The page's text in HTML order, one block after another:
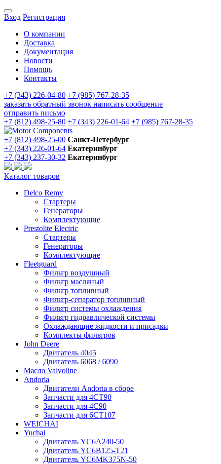
Вход Регистрация
О компании
Доставка
Документация
Новости
Помощь
Контакты
+7 (343) 226-04-80 +7 (985) 767-28-35
заказать обратный звонок написать сообщение
отправить письмо
+7 (812) 498-25-80 +7 (343) 226-01-64 +7 (985) 767-28-35
+7 (812) 498-25-00 Санкт-Петербург
+7 (343) 226-01-64 Екатеринбург
+7 (343) 237-30-32 Екатеринбург
Каталог товаров
Delco Remy
Стартеры
Генераторы
Комплектующие
Prestolite Electric
Стартеры
Генераторы
Комплектующие
Fleetguard
Фильтр воздушный
Фильтр масляный
Фильтр топливный
Фильтр-сепаратор топливный
Фильтр системы охлаждения
Фильтр гидравлической системы
Охлаждающие жидкости и присадки
Комплекты фильтров
John Deere
Двигатель 4045
Двигатель 6068 / 6090
Масло Valvoline
Andoria
Двигатели Andoria в сборе
Запчасти для 4CT90
Запчасти для 4С90
Запчасти для 6CT107
WEICHAI
Yuchai
Двигатель YC6A240-50
Двигатель YC6B125-T21
Двигатель YC6MK375N-50